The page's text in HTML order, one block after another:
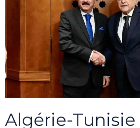
Algérie-Tunisie